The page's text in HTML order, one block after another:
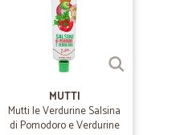
MUTTI
Mutti le Verdurine Salsina
di Pomodoro e Verdurine